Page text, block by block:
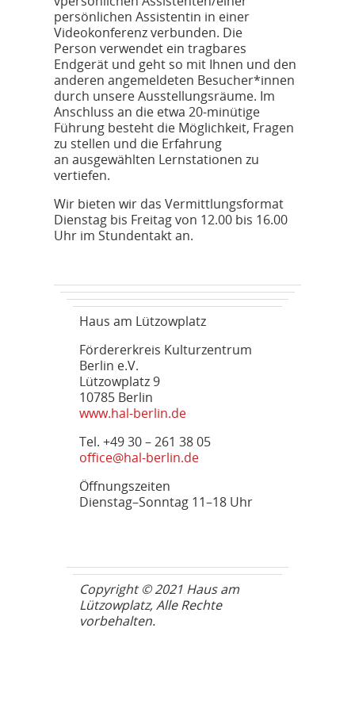
persönlichen Assistentin in einer
Videokonferenz verbunden. Die
Person verwendet ein tragbares
Endgerät und geht so mit Ihnen und den
anderen angemeldeten Besucher*innen
durch unsere Ausstellungsräume. Im
Anschluss an die etwa 20-minütige
Führung besteht die Möglichkeit, Fragen
zu stellen und die Erfahrung
an ausgewählten Lernstationen zu
vertiefen.
Wir bieten wir das Vermittlungsformat
Dienstag bis Freitag von 12.00 bis 16.00
Uhr im Stundentakt an.
Haus am Lützowplatz
Fördererkreis Kulturzentrum
Berlin e.V.
Lützowplatz 9
10785 Berlin
www.hal-berlin.de
Tel. +49 30 – 261 38 05
office@hal-berlin.de
Öffnungszeiten
Dienstag–Sonntag 11–18 Uhr
Copyright © 2021 Haus am
Lützowplatz, Alle Rechte
vorbehalten.